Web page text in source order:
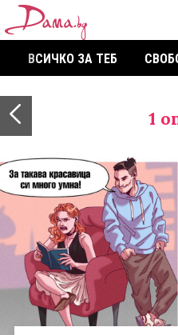
ВСИЧКО ЗА ТЕБ
1